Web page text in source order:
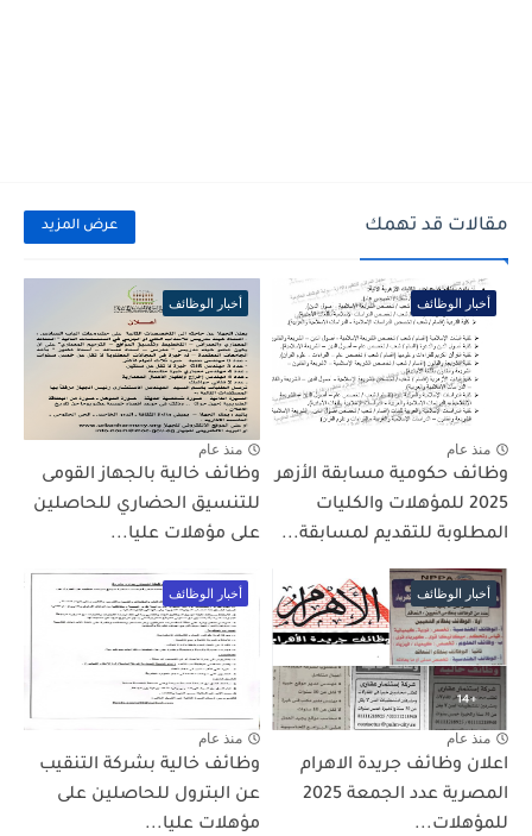
مقالات قد تهمك عرض المزيد
أخبار الوظائف
منذ عام
وظائف حكومية مسابقة الأزهر
2025 للمؤهلات والكليات
المطلوبة للتقديم لمسابقة...
أخبار الوظائف
منذ عام
وظائف خالية بالجهاز القومى
للتنسيق الحضاري للحاصلين
على مؤهلات عليا...
أخبار الوظائف
منذ عام
اعلان وظائف جريدة الاهرام
المصرية عدد الجمعة 2025
للمؤهلات...
أخبار الوظائف
منذ عام
وظائف خالية بشركة التنقيب
عن البترول للحاصلين على
مؤهلات عليا...